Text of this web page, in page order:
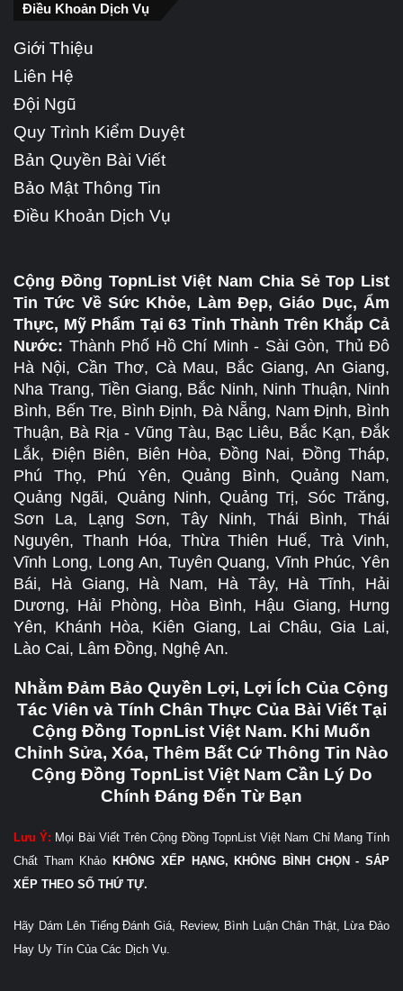
Điều Khoản Dịch Vụ
Giới Thiệu
Liên Hệ
Đội Ngũ
Quy Trình Kiểm Duyệt
Bản Quyền Bài Viết
Bảo Mật Thông Tin
Điều Khoản Dịch Vụ
Cộng Đồng TopnList Việt Nam Chia Sẻ Top List
Tin Tức Về Sức Khỏe, Làm Đẹp, Giáo Dục, Ẩm
Thực, Mỹ Phẩm Tại 63 Tỉnh Thành Trên Khắp Cả
Nước: Thành Phố Hồ Chí Minh - Sài Gòn, Thủ Đô
Hà Nội, Cần Thơ, Cà Mau, Bắc Giang, An Giang,
Nha Trang, Tiền Giang, Bắc Ninh, Ninh Thuận, Ninh
Bình, Bến Tre, Bình Định, Đà Nẵng, Nam Định, Bình
Thuận, Bà Rịa - Vũng Tàu, Bạc Liêu, Bắc Kạn, Đắk
Lắk, Điện Biên, Biên Hòa, Đồng Nai, Đồng Tháp,
Phú Thọ, Phú Yên, Quảng Bình, Quảng Nam,
Quảng Ngãi, Quảng Ninh, Quảng Trị, Sóc Trăng,
Sơn La, Lạng Sơn, Tây Ninh, Thái Bình, Thái
Nguyên, Thanh Hóa, Thừa Thiên Huế, Trà Vinh,
Vĩnh Long, Long An, Tuyên Quang, Vĩnh Phúc, Yên
Bái, Hà Giang, Hà Nam, Hà Tây, Hà Tĩnh, Hải
Dương, Hải Phòng, Hòa Bình, Hậu Giang, Hưng
Yên, Khánh Hòa, Kiên Giang, Lai Châu, Gia Lai,
Lào Cai, Lâm Đồng, Nghệ An.
Nhằm Đảm Bảo Quyền Lợi, Lợi Ích Của Cộng
Tác Viên và Tính Chân Thực Của Bài Viết Tại
Cộng Đồng TopnList Việt Nam. Khi Muốn
Chỉnh Sửa, Xóa, Thêm Bất Cứ Thông Tin Nào
Cộng Đồng TopnList Việt Nam Cần Lý Do
Chính Đáng Đến Từ Bạn
Lưu Ý: Mọi Bài Viết Trên Cộng Đồng TopnList Việt Nam Chỉ Mang Tính
Chất Tham Khảo KHÔNG XẾP HẠNG, KHÔNG BÌNH CHỌN - SẮP
XẾP THEO SỐ THỨ TỰ.
Hãy Dám Lên Tiếng Đánh Giá, Review, Bình Luận Chân Thật, Lừa Đảo
Hay Uy Tín Của Các Dịch Vụ.